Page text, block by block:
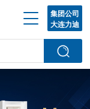
集团公司
大连力迪